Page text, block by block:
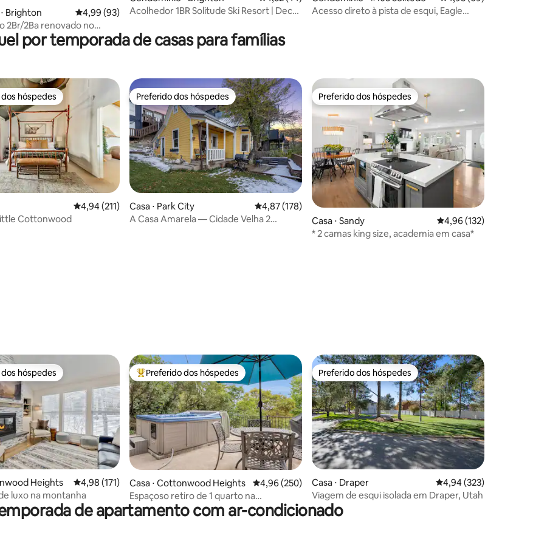
de 5, 313 avaliações
Brighton 4,99 de uma avaliação média de 5, 93 avaliações
4,99 (93)
2Br/2Ba renovado no
Acolhedor 1BR Solitude Ski Resort | Deck |
Acesso direto à pista de esqui, Eagle
por temporada de casas para famílias
de 5, 128 avaliações
preferidos dos hóspedes
hóspedes
4,94 de uma avaliação média de 5, 211 avaliações
4,94 (211)
Cottonwood
Preferido dos hóspedes
Preferido dos hóspedes
Casa ⋅ Park City 4,87 de uma avaliação média de 5, 178 avaliações
4,87 (178)
A Casa Amarela — Cidade Velha 2
Preferido dos hóspedes
Preferido dos hóspedes
Casa ⋅ Sandy 4,96 de uma avaliação
4,96 (132)
* 2 camas king size, academia em casa*
de 5, 143 avaliações
preferidos dos hóspedes
hóspedes
Heights 4,98 de uma avaliação média de 5, 171 avaliações
4,98 (171)
luxo na montanha
Entre os melhores preferidos dos hóspedes
Preferido dos hóspedes
Casa ⋅ Cottonwood Heights 4,96 de uma avaliação média de 5, 250 avaliações
4,96 (250)
Espaçoso retiro de 1 quarto na
montanha.
Preferido dos hóspedes
Preferido dos hóspedes
Casa ⋅ Draper 4,94 de uma avaliação
4,94 (323)
Viagem de esqui isolada em Draper, Utah
de apartamento com ar-condicionado